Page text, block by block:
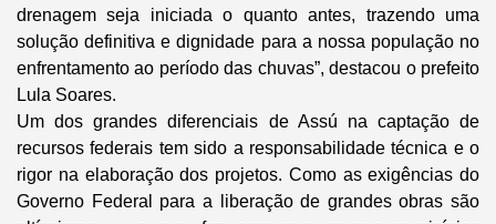
drenagem seja iniciada o quanto antes, trazendo uma
solução definitiva e dignidade para a nossa população no
enfrentamento ao período das chuvas”, destacou o prefeito
Lula Soares.
Um dos grandes diferenciais de Assú na captação de
recursos federais tem sido a responsabilidade técnica e o
rigor na elaboração dos projetos. Como as exigências do
Governo Federal para a liberação de grandes obras são